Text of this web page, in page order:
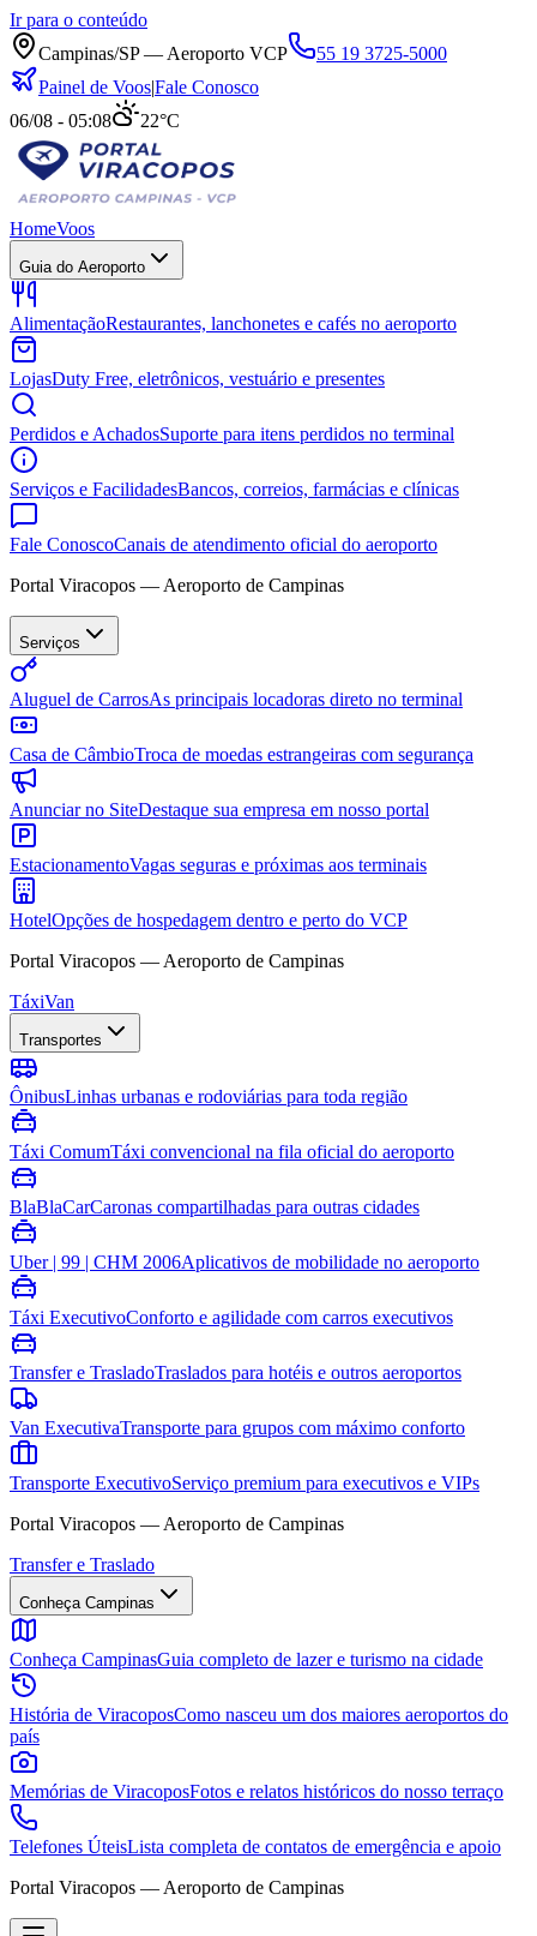
Ir para o conteúdo
Campinas/SP — Aeroporto VCP
55 19 3725-5000
Painel de Voos|Fale Conosco
06/08 - 05:08
22°C
HomeVoos
Guia do Aeroporto
AlimentaçãoRestaurantes, lanchonetes e cafés no aeroporto
LojasDuty Free, eletrônicos, vestuário e presentes
Perdidos e AchadosSuporte para itens perdidos no terminal
Serviços e FacilidadesBancos, correios, farmácias e clínicas
Fale ConoscoCanais de atendimento oficial do aeroporto
Portal Viracopos — Aeroporto de Campinas
Serviços
Aluguel de CarrosAs principais locadoras direto no terminal
Casa de CâmbioTroca de moedas estrangeiras com segurança
Anunciar no SiteDestaque sua empresa em nosso portal
EstacionamentoVagas seguras e próximas aos terminais
HotelOpções de hospedagem dentro e perto do VCP
Portal Viracopos — Aeroporto de Campinas
TáxiVan
Transportes
ÔnibusLinhas urbanas e rodoviárias para toda região
Táxi ComumTáxi convencional na fila oficial do aeroporto
BlaBlaCarCaronas compartilhadas para outras cidades
Uber | 99 | CHM 2006Aplicativos de mobilidade no aeroporto
Táxi ExecutivoConforto e agilidade com carros executivos
Transfer e TrasladoTraslados para hotéis e outros aeroportos
Van ExecutivaTransporte para grupos com máximo conforto
Transporte ExecutivoServiço premium para executivos e VIPs
Portal Viracopos — Aeroporto de Campinas
Transfer e Traslado
Conheça Campinas
Conheça CampinasGuia completo de lazer e turismo na cidade
História de ViracoposComo nasceu um dos maiores aeroportos do
país
Memórias de ViracoposFotos e relatos históricos do nosso terraço
Telefones ÚteisLista completa de contatos de emergência e apoio
Portal Viracopos — Aeroporto de Campinas